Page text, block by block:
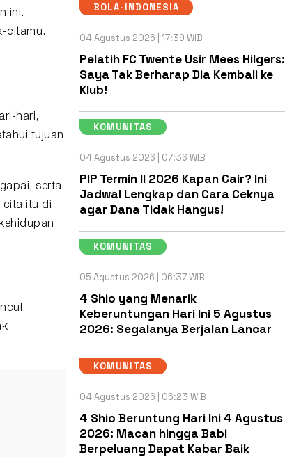
ini.
citamu.
hari,
tujuan
serta
cita itu di
BOLA-INDONESIA
04 Agustus 2026 | 17:39 WIB
Pelatih FC Twente Usir Mees Hilgers:
Saya Tak Berharap Dia Kembali ke
Klub!
KOMUNITAS
04 Agustus 2026 | 07:36 WIB
PIP Termin II 2026 Kapan Cair? Ini
Jadwal Lengkap dan Cara Ceknya
agar Dana Tidak Hangus!
KOMUNITAS
05 Agustus 2026 | 06:37 WIB
4 Shio yang Menarik
Keberuntungan Hari Ini 5 Agustus
2026: Segalanya Berjalan Lancar
KOMUNITAS
04 Agustus 2026 | 06:23 WIB
4 Shio Beruntung Hari Ini 4 Agustus
2026: Macan hingga Babi
Berpeluang Dapat Kabar Baik